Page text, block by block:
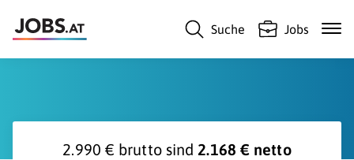
Suche Jobs
2.990 € brutto sind2.168 € netto